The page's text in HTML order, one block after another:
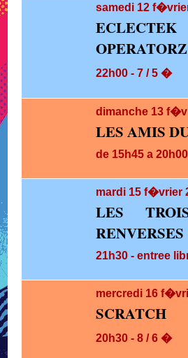
samedi 12
OPERATORZ
22h00 - 7 / 5 �
dimanche 13
LES AMIS
de 15h45 a
mardi 15 f�vrier
LES
RENVERSES
21h30 - entree
mercredi 16
SCRATCH
20h30 - 8 / 6 �